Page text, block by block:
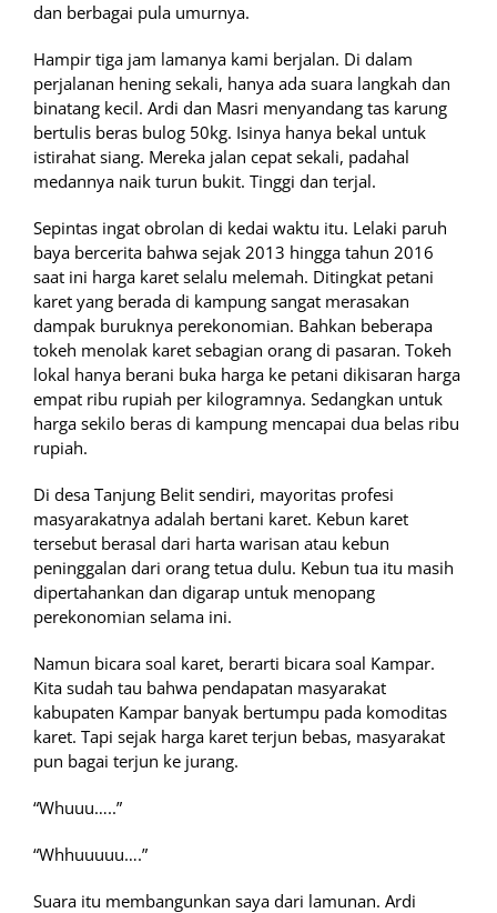
dan berbagai pula umurnya.
Hampir tiga jam lamanya kami berjalan. Di dalam
perjalanan hening sekali, hanya ada suara langkah dan
binatang kecil. Ardi dan Masri menyandang tas karung
bertulis beras bulog 50kg. Isinya hanya bekal untuk
istirahat siang. Mereka jalan cepat sekali, padahal
medannya naik turun bukit. Tinggi dan terjal.
Sepintas ingat obrolan di kedai waktu itu. Lelaki paruh
baya bercerita bahwa sejak 2013 hingga tahun 2016
saat ini harga karet selalu melemah. Ditingkat petani
karet yang berada di kampung sangat merasakan
dampak buruknya perekonomian. Bahkan beberapa
tokeh menolak karet sebagian orang di pasaran. Tokeh
lokal hanya berani buka harga ke petani dikisaran harga
empat ribu rupiah per kilogramnya. Sedangkan untuk
harga sekilo beras di kampung mencapai dua belas ribu
rupiah.
Di desa Tanjung Belit sendiri, mayoritas profesi
masyarakatnya adalah bertani karet. Kebun karet
tersebut berasal dari harta warisan atau kebun
peninggalan dari orang tetua dulu. Kebun tua itu masih
dipertahankan dan digarap untuk menopang
perekonomian selama ini.
Namun bicara soal karet, berarti bicara soal Kampar.
Kita sudah tau bahwa pendapatan masyarakat
kabupaten Kampar banyak bertumpu pada komoditas
karet. Tapi sejak harga karet terjun bebas, masyarakat
pun bagai terjun ke jurang.
“Whuuu…..”
“Whhuuuuu….”
Suara itu membangunkan saya dari lamunan. Ardi